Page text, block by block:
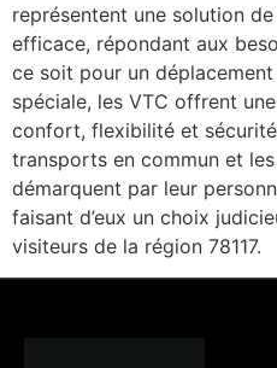
représentent une solution
efficace, répondant aux
ce soit pour un
spéciale, les VTC offrent
confort, flexibilité et
transports en commun et
démarquent par leur
faisant d’eux un choix
visiteurs de la région 78117.